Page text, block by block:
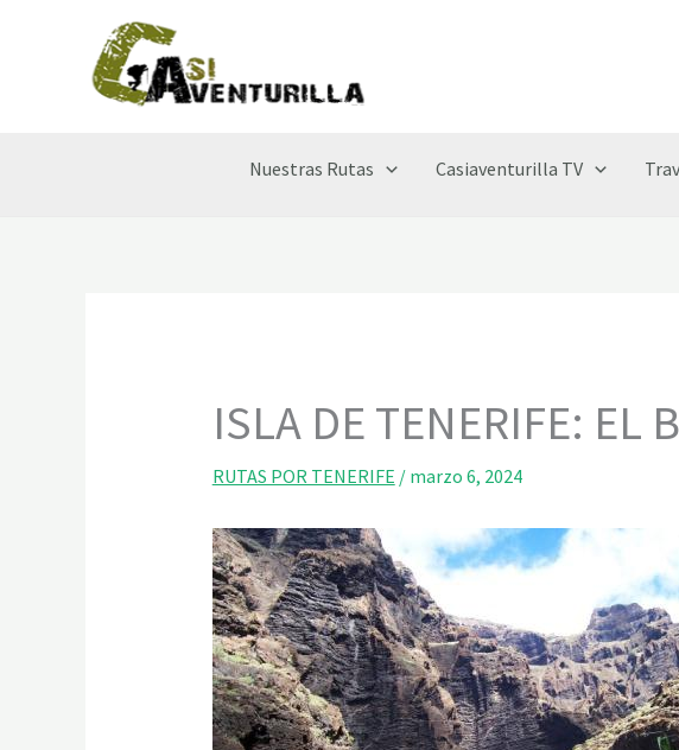
Nuestras Rutas Casiaventurilla TV
ISLA DE TENERIFE: EL
RUTAS POR TENERIFE / marzo 6, 2024